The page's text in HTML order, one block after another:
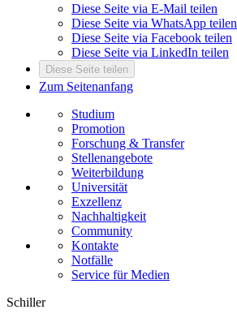
Diese Seite via E-Mail teilen
Diese Seite via WhatsApp teilen
Diese Seite via Facebook teilen
Diese Seite via LinkedIn teilen
Diese Seite teilen
Zum Seitenanfang
Studium
Promotion
Forschung & Transfer
Stellenangebote
Weiterbildung
Universität
Exzellenz
Nachhaltigkeit
Community
Kontakte
Notfälle
Service für Medien
Schiller